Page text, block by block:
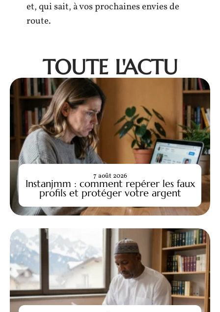
et, qui sait, à vos prochaines envies de
route.
TOUTE L'ACTU
Instanjmm : comment repérer les faux
profils et protéger votre argent
7 août 2026